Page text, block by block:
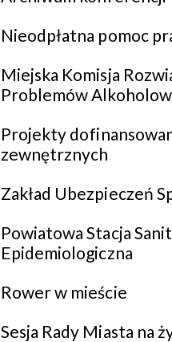
Nieodpłatna pomoc
Miejska Komisja
Problemów
Projekty
zewnętrznych
Zakład Ubezpieczeń
Powiatowa Stacja
Epidemiologiczna
Rower w mieście
Sesja Rady Miasta na